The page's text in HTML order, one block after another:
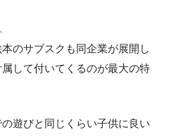
のサブスクも同企業が展開し
して付いてくるのが最大の特
遊びと同じくらい子供に良い